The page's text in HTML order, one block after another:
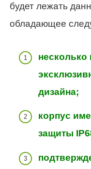
будет лежать
обладающее
несколько
дизайна;
корпус
защиты